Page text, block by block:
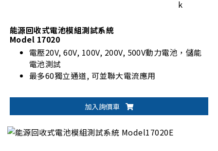
能源回收式電池模組測試系統
Model 17020
電壓20V, 60V, 100V, 200V, 500V動力電池，儲能
電池測試
最多60獨立通道, 可並聯大電流應用
加入詢價車